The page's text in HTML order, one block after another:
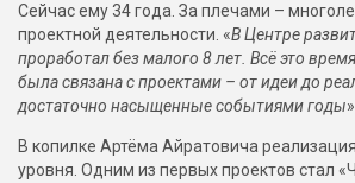
Сейчас ему 34 года. За плечами –
проектной деятельности. «В Центре
проработал без малого 8 лет. Всё это
была связана с проектами – от идеи до
достаточно насыщенные событиями годы
В копилке Артёма Айратовича
уровня. Одним из первых проектов стал